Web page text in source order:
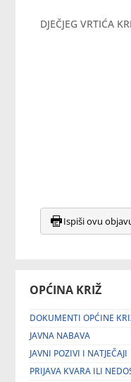
OPĆINA KRIŽ
DOKUMENTI OPĆINE
JAVNA NABAVA
JAVNI POZIVI I NATJEČAJI
PRIJAVA KVARA ILI
DJEČJEG VRTIĆA
Ispiši ovu